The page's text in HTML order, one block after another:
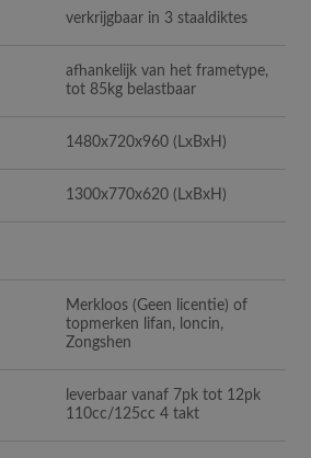
verkrijgbaar in 3 staaldiktes
afhankelijk van het frametype,
tot 85kg belastbaar
1480x720x960 (LxBxH)
1300x770x620 (LxBxH)
Merkloos (Geen licentie) of
topmerken lifan, loncin,
Zongshen
leverbaar vanaf 7pk tot 12pk
110cc/125cc 4 takt